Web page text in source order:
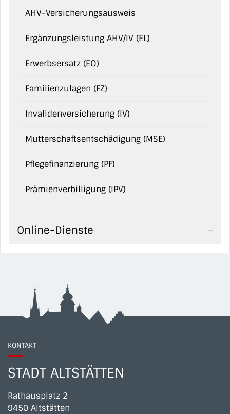
AHV-Versicherungsausweis
Ergänzungsleistung AHV/IV (EL)
Erwerbsersatz (EO)
Familienzulagen (FZ)
Invalidenversicherung (IV)
Mutterschaftsentschädigung (MSE)
Pflegefinanzierung (PF)
Prämienverbilligung (IPV)
Online-Dienste
KONTAKT
STADT ALTSTÄTTEN
Rathausplatz 2
9450 Altstätten